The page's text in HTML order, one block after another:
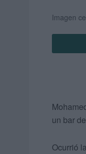
Imagen
un bar
Ocurrió